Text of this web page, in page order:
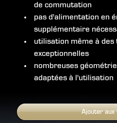
de commutation
pas d'alimentation en
supplémentaire
utilisation même à
exceptionnelles
nombreuses
adaptées à l'utilisation
Ajouter aux